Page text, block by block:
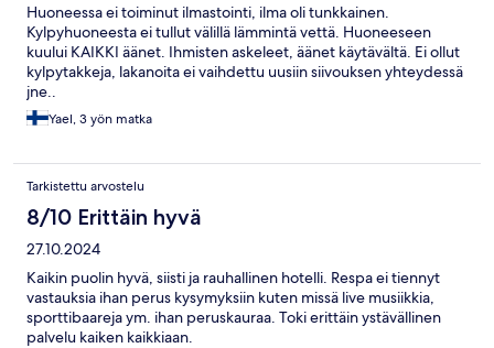
Huoneessa ei toiminut ilmastointi, ilma oli tunkkainen.
Kylpyhuoneesta ei tullut välillä lämmintä vettä. Huoneeseen
kuului KAIKKI äänet. Ihmisten askeleet, äänet käytävältä. Ei ollut
kylpytakkeja, lakanoita ei vaihdettu uusiin siivouksen yhteydessä
jne..
Yael, 3 yön matka
Tarkistettu arvostelu
8/10 Erittäin hyvä
27.10.2024
Kaikin puolin hyvä, siisti ja rauhallinen hotelli. Respa ei tiennyt
vastauksia ihan perus kysymyksiin kuten missä live musiikkia,
sporttibaareja ym. ihan peruskauraa. Toki erittäin ystävällinen
palvelu kaiken kaikkiaan.